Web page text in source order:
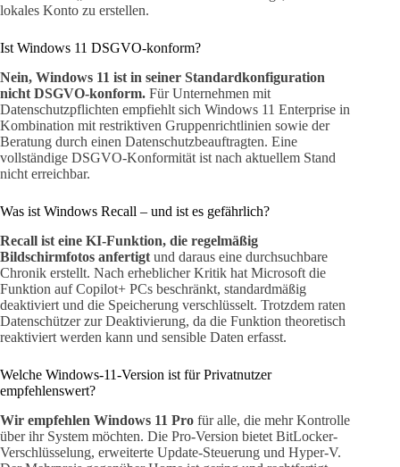
lokales Konto zu erstellen.
Ist Windows 11 DSGVO-konform?
Nein, Windows 11 ist in seiner Standardkonfiguration
nicht DSGVO-konform. Für Unternehmen mit
Datenschutzpflichten empfiehlt sich Windows 11 Enterprise in
Kombination mit restriktiven Gruppenrichtlinien sowie der
Beratung durch einen Datenschutzbeauftragten. Eine
vollständige DSGVO-Konformität ist nach aktuellem Stand
nicht erreichbar.
Was ist Windows Recall – und ist es gefährlich?
Recall ist eine KI-Funktion, die regelmäßig
Bildschirmfotos anfertigt und daraus eine durchsuchbare
Chronik erstellt. Nach erheblicher Kritik hat Microsoft die
Funktion auf Copilot+ PCs beschränkt, standardmäßig
deaktiviert und die Speicherung verschlüsselt. Trotzdem raten
Datenschützer zur Deaktivierung, da die Funktion theoretisch
reaktiviert werden kann und sensible Daten erfasst.
Welche Windows-11-Version ist für Privatnutzer
empfehlenswert?
Wir empfehlen Windows 11 Pro für alle, die mehr Kontrolle
über ihr System möchten. Die Pro-Version bietet BitLocker-
Verschlüsselung, erweiterte Update-Steuerung und Hyper-V.